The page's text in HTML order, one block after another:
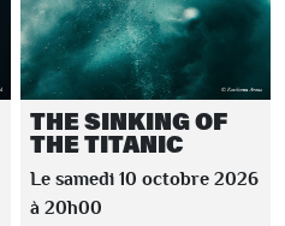
THE SINKING OF
THE TITANIC
Le samedi 10 octobre 2026
à 20h00